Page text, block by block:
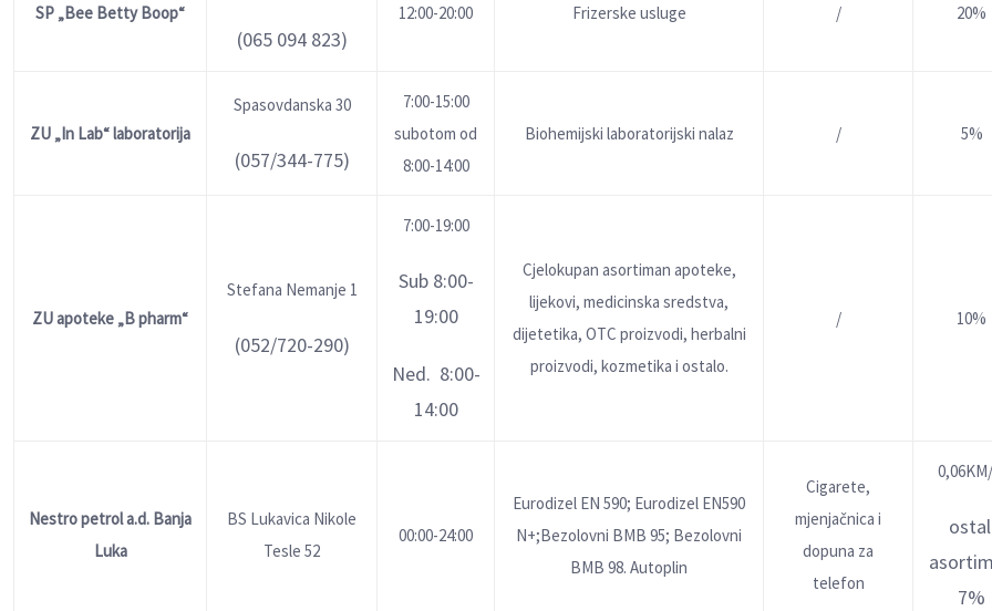
SP „Bee Betty Boop“
(065 094 823)
12:00-20:00 Frizerske usluge / 20%
ZU „In Lab“laboratorija
Spasovdanska 30
(057/344-775)
7:00-15:00
subotom od
8:00-14:00
Biohemijski laboratorijski nalaz / 5%
ZU apoteke „B pharm“
Stefana Nemanje 1
(052/720-290)
7:00-19:00
Sub 8:00-
19:00
Ned. 8:00-
14:00
Cjelokupan asortiman apoteke,
lijekovi, medicinska sredstva,
dijetetika, OTC proizvodi, herbalni
proizvodi, kozmetika i ostalo.
/ 10%
Nestro petrol a.d. Banja
Luka
BS Lukavica Nikole
Tesle 52
00:00-24:00
Eurodizel EN 590; Eurodizel EN590
N+;Bezolovni BMB 95; Bezolovni
BMB 98. Autoplin
Cigarete,
mjenjačnica i
dopuna za
telefon
7%